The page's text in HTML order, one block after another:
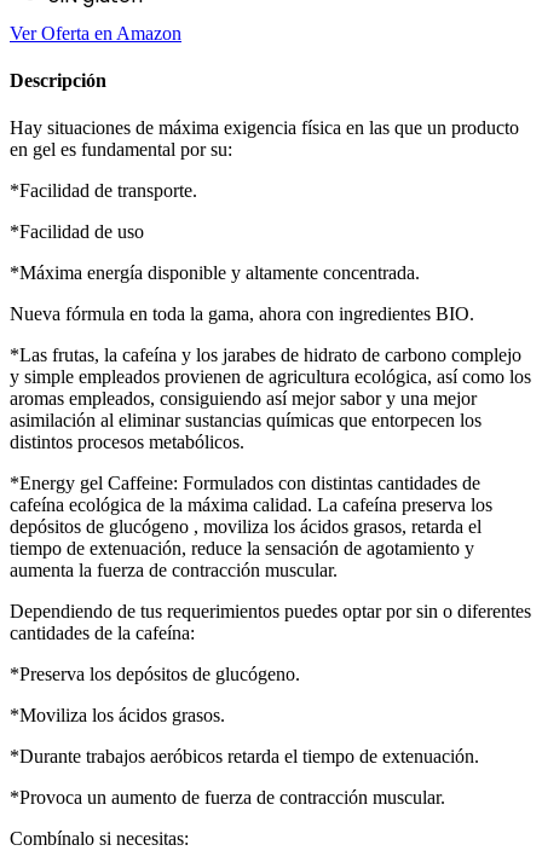
Ver Oferta en Amazon
Descripción
Hay situaciones de máxima exigencia física en las que un producto
en gel es fundamental por su:
*Facilidad de transporte.
*Facilidad de uso
*Máxima energía disponible y altamente concentrada.
Nueva fórmula en toda la gama, ahora con ingredientes BIO.
*Las frutas, la cafeína y los jarabes de hidrato de carbono complejo
y simple empleados provienen de agricultura ecológica, así como los
aromas empleados, consiguiendo así mejor sabor y una mejor
asimilación al eliminar sustancias químicas que entorpecen los
distintos procesos metabólicos.
*Energy gel Caffeine: Formulados con distintas cantidades de
cafeína ecológica de la máxima calidad. La cafeína preserva los
depósitos de glucógeno , moviliza los ácidos grasos, retarda el
tiempo de extenuación, reduce la sensación de agotamiento y
aumenta la fuerza de contracción muscular.
Dependiendo de tus requerimientos puedes optar por sin o diferentes
cantidades de la cafeína:
*Preserva los depósitos de glucógeno.
*Moviliza los ácidos grasos.
*Durante trabajos aeróbicos retarda el tiempo de extenuación.
*Provoca un aumento de fuerza de contracción muscular.
Combínalo si necesitas: